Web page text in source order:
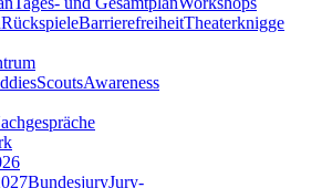
RückspieleBarrierefreiheitTheaterknigge
ScoutsAwareness
BundesjuryJury-